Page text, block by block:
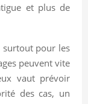
et plus de
surtout pour les
peuvent vite
vaut prévoir
des cas, un